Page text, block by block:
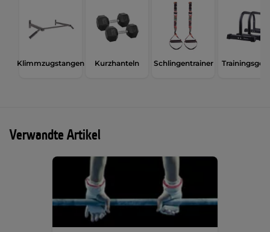
Klimmzugstangen Kurzhanteln Schlingentrainer
Verwandte Artikel